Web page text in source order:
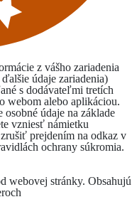
z vášho zariadenia
údaje zariadenia)
s dodávateľmi tretích
webom alebo aplikáciou.
údaje na základe
vzniesť námietku
prejdením na odkaz v
ochrany súkromia.
webovej stránky. Obsahujú